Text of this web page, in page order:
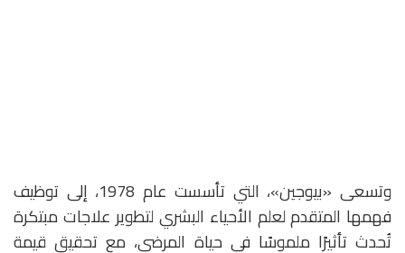
وتسعى «بيوجين»، التي تأسست عام 1978، إلى توظيف
فهمها المتقدم لعلم الأحياء البشري لتطوير علاجات مبتكرة
تُحدث تأثيرًا ملموسًا في حياة المرضى، مع تحقيق قيمة